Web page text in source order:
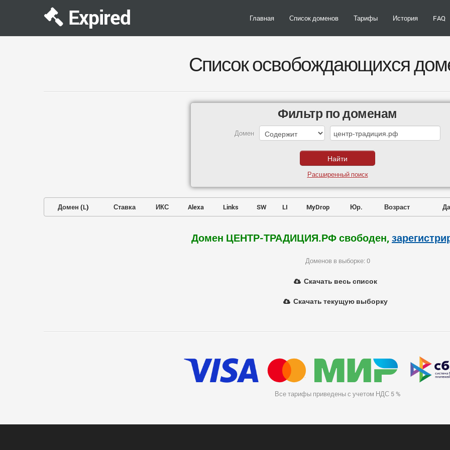
Expired Главная Список доменов Тарифы История FAQ
Список освобождающихся
Фильтр по доменам
Домен
Расширенный поиск
Домен (L) Ставка ИКС Alexa Links SW LI MyDrop Юр. Возраст
Домен ЦЕНТР-ТРАДИЦИЯ.РФ свободен,
Доменов в выборке: 0
Скачать весь список
Скачать текущую выборку
Все тарифы приведены с учетом НДС 5 %